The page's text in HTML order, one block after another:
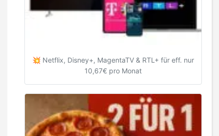
💥 Netflix, Disney+, MagentaTV & RTL+ für eff. nur
10,67€ pro Monat